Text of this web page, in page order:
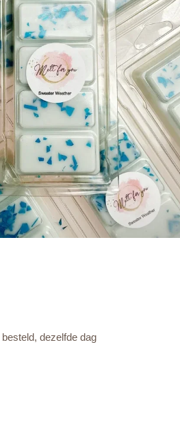
besteld, dezelfde dag